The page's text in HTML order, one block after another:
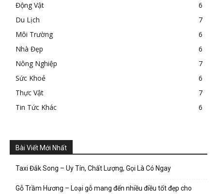
Động Vật
6
Du Lịch
7
Môi Trường
6
Nhà Đẹp
6
Nông Nghiệp
7
Sức Khoẻ
6
Thực Vật
7
Tin Tức Khác
6
Bài Viết Mới Nhất
Taxi Đắk Song – Uy Tín, Chất Lượng, Gọi Là Có Ngay
Gỗ Trầm Hương – Loại gỗ mang đến nhiều điều tốt đẹp cho